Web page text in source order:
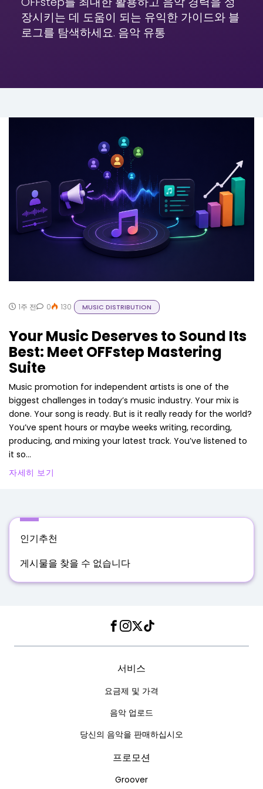
장시키는 데 도움이 되는 유익한 가이드와 블
로그를 탐색하세요. 음악 유통
1주 전 0 130 MUSIC DISTRIBUTION
Your Music Deserves to Sound Its
Best: Meet OFFstep Mastering
Suite
Music promotion for independent artists is one of the
biggest challenges in today’s music industry. Your mix is
done. Your song is ready. But is it really ready for the world?
You’ve spent hours or maybe weeks writing, recording,
producing, and mixing your latest track. You’ve listened to
it so...
자세히 보기
인기추천
게시물을 찾을 수 없습니다
Facebook
Instagram
Twitter
TikTok
서비스
요금제 및 가격
음악 업로드
당신의 음악을 판매하십시오
프로모션
Groover